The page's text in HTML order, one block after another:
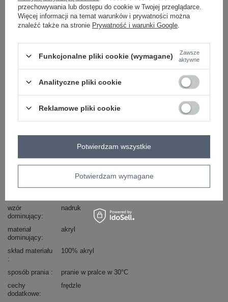
ZALOGUJ SIĘ I ZOBACZ CENĘ
skład materiału : 100% akryl
sposób prania : pranie w pralce w 30°C
wzór
dominujący
nadruk
materiał
dominujący
akryl
skład materiału 100% akryl
sposób prania
pranie w pralce w 30°C
cechy
dodatkowe
frędzle
przechowywania lub dostępu do cookie w Twojej przeglądarce.
Więcej informacji na temat warunków i prywatności można
znaleźć także na stronie Prywatność i warunki Google
Funkcjonalne pliki cookie (wymagane)
Zawsze
aktywne
Analityczne pliki cookie
Reklamowe pliki cookie
Potwierdzam wymagane
Potwierdzam wszystkie